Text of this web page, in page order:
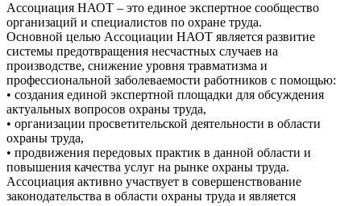
Ассоциация НАОТ – это единое экспертное сообщество
организаций и специалистов по охране труда.
Основной целью Ассоциации НАОТ является развитие
системы предотвращения несчастных случаев на
производстве, снижение уровня травматизма и
профессиональной заболеваемости работников с помощью:
• создания единой экспертной площадки для обсуждения
актуальных вопросов охраны труда,
• организации просветительской деятельности в области
охраны труда,
• продвижения передовых практик в данной области и
повышения качества услуг на рынке охраны труда.
Ассоциация активно участвует в совершенствование
законодательства в области охраны труда и является